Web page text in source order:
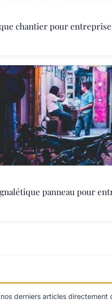
chantier pour entreprise
panneau pour
derniers articles directement